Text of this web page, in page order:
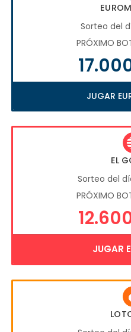
Sorteo del
PRÓXIMO
JUGAR
EL
Sorteo del
PRÓXIMO
JUGAR